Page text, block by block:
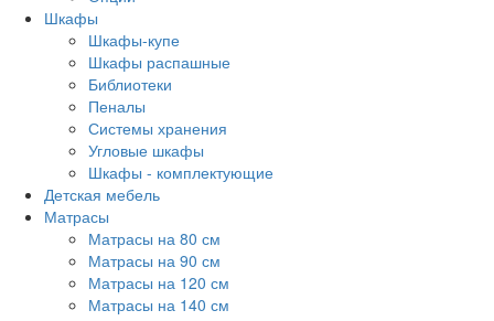
Шкафы
Шкафы-купе
Шкафы распашные
Библиотеки
Пеналы
Системы хранения
Угловые шкафы
Шкафы - комплектующие
Детская мебель
Матрасы
Матрасы на 80 см
Матрасы на 90 см
Матрасы на 120 см
Матрасы на 140 см